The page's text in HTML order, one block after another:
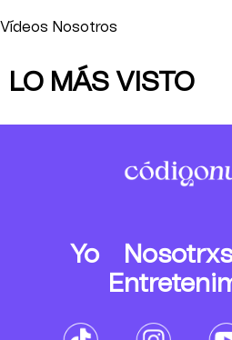
Vídeos Nosotros
LO MÁS VISTO
Yo Nosotrxs